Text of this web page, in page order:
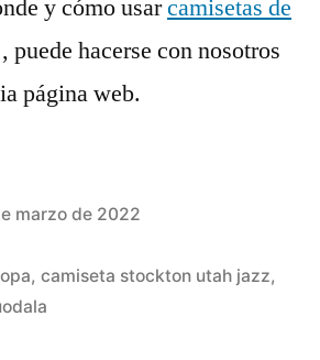
y cómo usarcamisetas de
, puede hacerse con nosotros
página web.
marzo de 2022
, camiseta stockton utah jazz,